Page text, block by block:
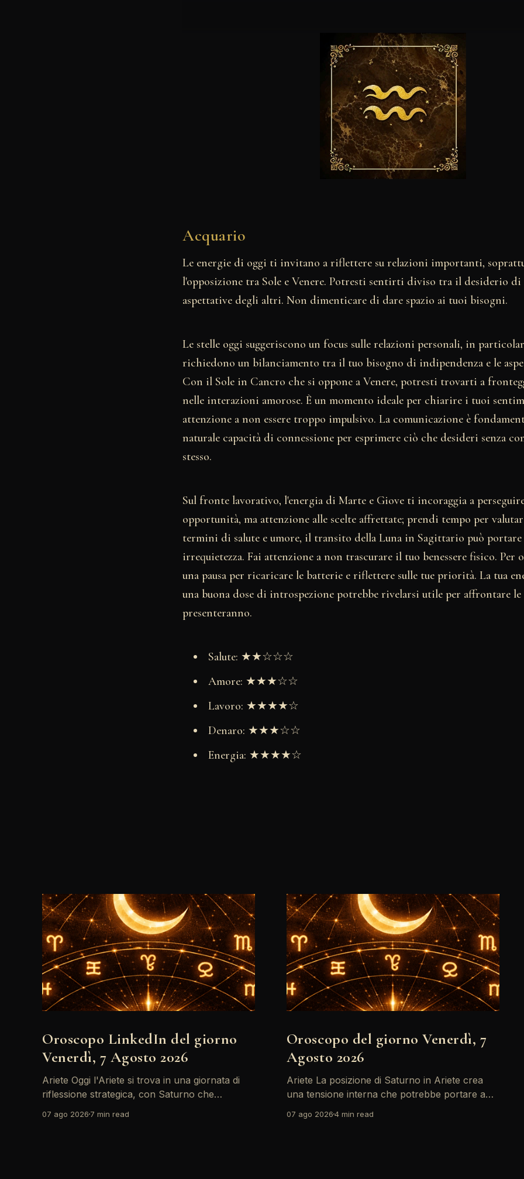
Acquario
Le energie di oggi ti invitano a riflettere su relazioni importanti,
l'opposizione tra Sole e Venere. Potresti sentirti diviso tra il desiderio di
aspettative degli altri. Non dimenticare di dare spazio ai tuoi bisogni.
Le stelle oggi suggeriscono un focus sulle relazioni personali, in
richiedono un bilanciamento tra il tuo bisogno di indipendenza e le
Con il Sole in Cancro che si oppone a Venere, potresti trovarti a
nelle interazioni amorose. È un momento ideale per chiarire i tuoi
attenzione a non essere troppo impulsivo. La comunicazione è
naturale capacità di connessione per esprimere ciò che desideri senza
stesso.
Sul fronte lavorativo, l'energia di Marte e Giove ti incoraggia a
opportunità, ma attenzione alle scelte affrettate; prendi tempo per
termini di salute e umore, il transito della Luna in Sagittario può
irrequietezza. Fai attenzione a non trascurare il tuo benessere fisico. Per
una pausa per ricaricare le batterie e riflettere sulle tue priorità. La tua
una buona dose di introspezione potrebbe rivelarsi utile per affrontare le
presenteranno.
Salute: ★★☆☆☆
Amore: ★★★☆☆
Lavoro: ★★★★☆
Denaro: ★★★☆☆
Energia: ★★★★☆
Oroscopo LinkedIn del giorno
Venerdì, 7 Agosto 2026
Ariete Oggi l'Ariete si trova in una giornata di
riflessione strategica, con Saturno che
momento di riconsiderare il tuo personal brand
07 ago 2026 7 min read
Oroscopo del giorno Venerdì, 7
Agosto 2026
Ariete La posizione di Saturno in Ariete crea
una tensione interna che potrebbe portare a
le paure e le insicurezze, soprattutto in ambito
07 ago 20264 min read